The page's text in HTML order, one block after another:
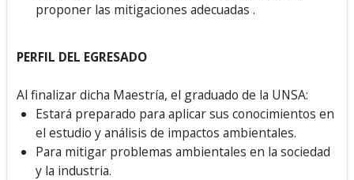
proponer las mitigaciones adecuadas .
PERFIL DEL EGRESADO
Al finalizar dicha Maestría, el graduado de la UNSA:
Estará preparado para aplicar sus conocimientos en
el estudio y análisis de impactos ambientales.
Para mitigar problemas ambientales en la sociedad
y la industria.